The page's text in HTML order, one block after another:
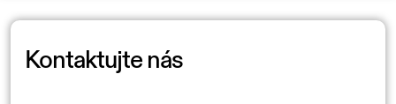
Kontaktujte nás